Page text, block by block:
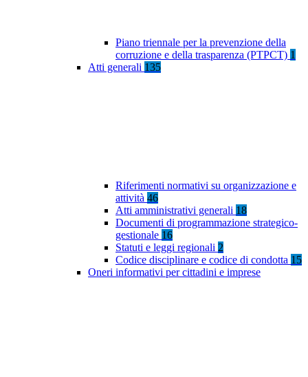
Piano triennale per la prevenzione della
corruzione e della trasparenza (PTPCT) 1
Atti generali 135
Riferimenti normativi su organizzazione e
attività 46
Atti amministrativi generali 18
Documenti di programmazione strategico-
gestionale 16
Statuti e leggi regionali 2
Codice disciplinare e codice di condotta 15
Oneri informativi per cittadini e imprese